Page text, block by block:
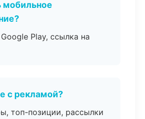
мобильное
Play, ссылка на
с рекламой?
топ-позиции, рассылки